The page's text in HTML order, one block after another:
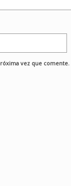
vez que comente.